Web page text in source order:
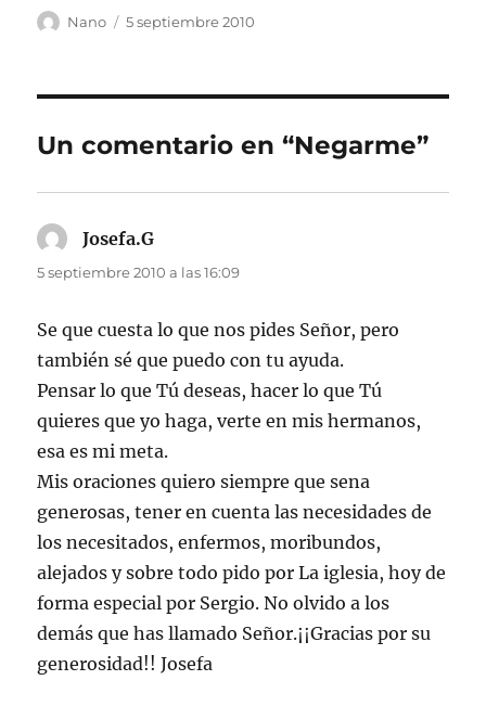
Autor
Nano
Publicado
5 septiembre 2010
Un comentario en “Negarme”
Josefa.G
5 septiembre 2010 a las 16:09
Se que cuesta lo que nos pides Señor, pero
también sé que puedo con tu ayuda.
Pensar lo que Tú deseas, hacer lo que Tú
quieres que yo haga, verte en mis hermanos,
esa es mi meta.
Mis oraciones quiero siempre que sena
generosas, tener en cuenta las necesidades de
los necesitados, enfermos, moribundos,
alejados y sobre todo pido por La iglesia, hoy de
forma especial por Sergio. No olvido a los
demás que has llamado Señor.¡¡Gracias por su
generosidad!! Josefa